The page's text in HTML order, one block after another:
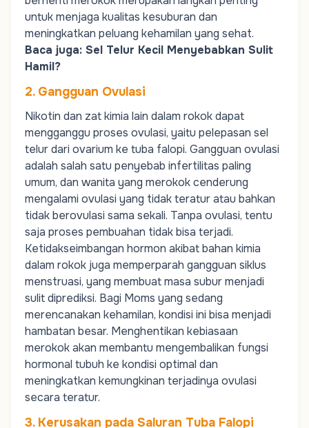
untuk menjaga kualitas kesuburan dan
meningkatkan peluang kehamilan yang sehat.
Baca juga: Sel Telur Kecil Menyebabkan Sulit
Hamil?
2. Gangguan Ovulasi
Nikotin dan zat kimia lain dalam rokok dapat
mengganggu proses ovulasi, yaitu pelepasan sel
telur dari ovarium ke tuba falopi. Gangguan ovulasi
adalah salah satu penyebab infertilitas paling
umum, dan wanita yang merokok cenderung
mengalami ovulasi yang tidak teratur atau bahkan
tidak berovulasi sama sekali. Tanpa ovulasi, tentu
saja proses pembuahan tidak bisa terjadi.
Ketidakseimbangan hormon akibat bahan kimia
dalam rokok juga memperparah gangguan siklus
menstruasi, yang membuat masa subur menjadi
sulit diprediksi. Bagi Moms yang sedang
merencanakan kehamilan, kondisi ini bisa menjadi
hambatan besar. Menghentikan kebiasaan
merokok akan membantu mengembalikan fungsi
hormonal tubuh ke kondisi optimal dan
meningkatkan kemungkinan terjadinya ovulasi
secara teratur.
3. Kerusakan pada Saluran Tuba Falopi